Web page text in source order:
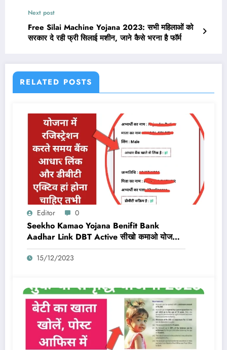
Next post
Free Silai Machine Yojana 2023: सभी महिलाओं को
सरकार दे रही फ्री सिलाई मशीन, जाने कैसे भरना है फॉर्म
RELATED POSTS
Editor 0
Seekho Kamao Yojana Benifit Bank
Aadhar Link DBT Active सीखो कमाओ योजना
का लाभ तभी मिलेगा 10,000 Rs जब बैंक डीबीटी
एक्टिव और आधार लिंक होगा
15/12/2023